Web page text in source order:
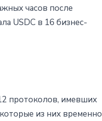
часов после
USDC в 16 бизнес-
протоколов, имевших
из них временно